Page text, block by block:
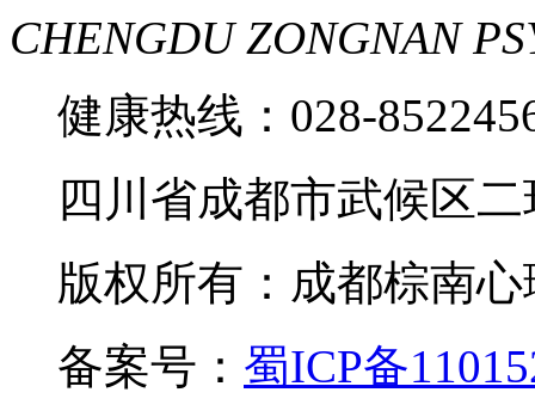
CHENGDU ZONGNAN
健康热线：028-
四川省成都市武候区
版权所有：成都棕南
备案号： 蜀ICP备